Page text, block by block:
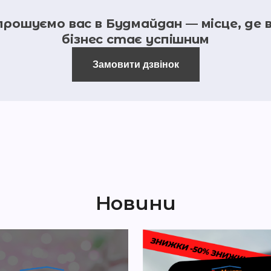
вас в Будмайдан — місце, де
бізнес стає успішним
Замовити дзвінок
Новини